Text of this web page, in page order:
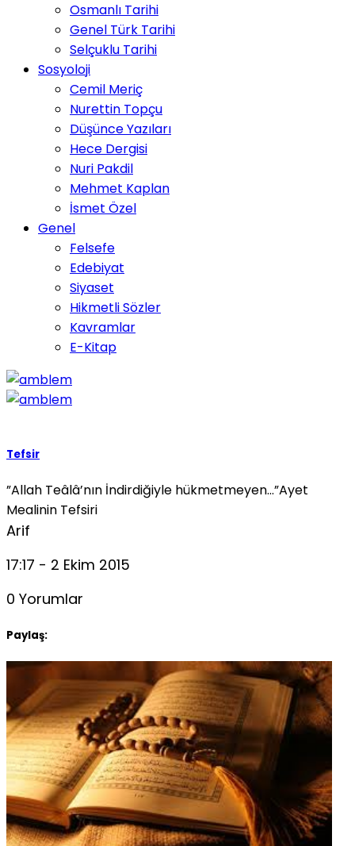
Osmanlı Tarihi
Genel Türk Tarihi
Selçuklu Tarihi
Sosyoloji
Cemil Meriç
Nurettin Topçu
Düşünce Yazıları
Hece Dergisi
Nuri Pakdil
Mehmet Kaplan
İsmet Özel
Genel
Felsefe
Edebiyat
Siyaset
Hikmetli Sözler
Kavramlar
E-Kitap
Tefsir
”Allah Teâlâ’nın İndirdiğiyle hükmetmeyen…”Ayet
Mealinin Tefsiri
Arif
17:17 - 2 Ekim 2015
0 Yorumlar
Paylaş: